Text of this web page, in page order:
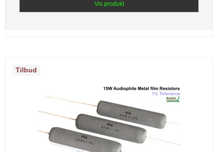
Vis produkt
Tilbud